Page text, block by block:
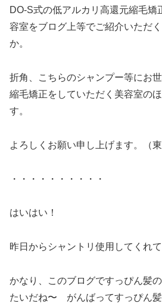
DO-S式の低アルカリ高還元縮毛矯
容室をブログ上等でご紹介いただ
か。
折角、こちらのシャンプー等にお
縮毛矯正をしていただく美容室の
す。
よろしくお願い申し上げます。（東
・・・・・・・・・・
はいはい！
昨日からシャントリ使用してくれ
かなり、このブログですっぴん髪
たいだね〜 がんばってすっぴん